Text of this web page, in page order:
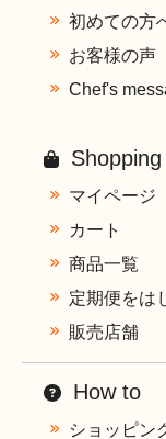
初めての方
お客様の声
Chef's
Shopping
マイページ
カート
商品一覧
定期便をは
販売店舗
How to
ショッピン